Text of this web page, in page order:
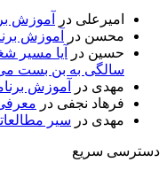
امیرعلی در
آموزش
محسن در
آموزش
حسین در
سالگی به بن بست
مهدی در
آموزش
فرهاد نجفی در
مهدی در سیر
دسترسی سریع